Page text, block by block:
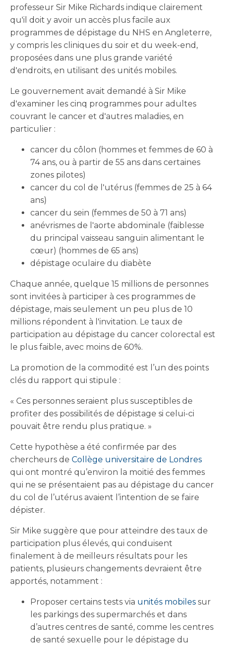
professeur Sir Mike Richards indique clairement
qu'il doit y avoir un accès plus facile aux
programmes de dépistage du NHS en Angleterre,
y compris les cliniques du soir et du week-end,
proposées dans une plus grande variété
d'endroits, en utilisant des unités mobiles.
Le gouvernement avait demandé à Sir Mike
d'examiner les cinq programmes pour adultes
couvrant le cancer et d'autres maladies, en
particulier :
cancer du côlon (hommes et femmes de 60 à
74 ans, ou à partir de 55 ans dans certaines
zones pilotes)
cancer du col de l'utérus (femmes de 25 à 64
ans)
cancer du sein (femmes de 50 à 71 ans)
anévrismes de l'aorte abdominale (faiblesse
du principal vaisseau sanguin alimentant le
cœur) (hommes de 65 ans)
dépistage oculaire du diabète
Chaque année, quelque 15 millions de personnes
sont invitées à participer à ces programmes de
dépistage, mais seulement un peu plus de 10
millions répondent à l'invitation. Le taux de
participation au dépistage du cancer colorectal est
le plus faible, avec moins de 60%.
La promotion de la commodité est l’un des points
clés du rapport qui stipule :
« Ces personnes seraient plus susceptibles de
profiter des possibilités de dépistage si celui-ci
pouvait être rendu plus pratique. »
Cette hypothèse a été confirmée par des
chercheurs de Collège universitaire de Londres
qui ont montré qu’environ la moitié des femmes
qui ne se présentaient pas au dépistage du cancer
du col de l’utérus avaient l’intention de se faire
dépister.
Sir Mike suggère que pour atteindre des taux de
participation plus élevés, qui conduisent
finalement à de meilleurs résultats pour les
patients, plusieurs changements devraient être
apportés, notamment :
Proposer certains tests via unités mobiles sur
les parkings des supermarchés et dans
d’autres centres de santé, comme les centres
de santé sexuelle pour le dépistage du